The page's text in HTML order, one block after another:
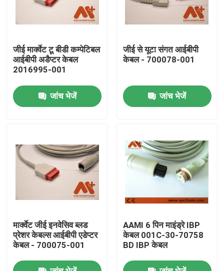
हमारे बारे में
फैक्टरी यात्रा
गुणवत्ता नियंत्रण
समाचार
ईसीजी रोगी केबल
रोगी मॉनिटर केबल
पुन: प्रयोज्य खराब 2 सेंसर
जीई मार्क्वेट टू बीडी कम्पेटिबल
आईबीपी अडैप्टर केबल
2016995-001
जांच भेजें
जीई से यूटा संगत आईबीपी
केबल - 700078-001
जांच भेजें
मार्क्वेट जीई इनवेसिव ब्लड
प्रेशर केबल्स आईबीपी एडेप्टर
केबल - 700075-001
AAMI 6 पिन माइंड्रे IBP
केबल 001C-30-70758
BD IBP केबल